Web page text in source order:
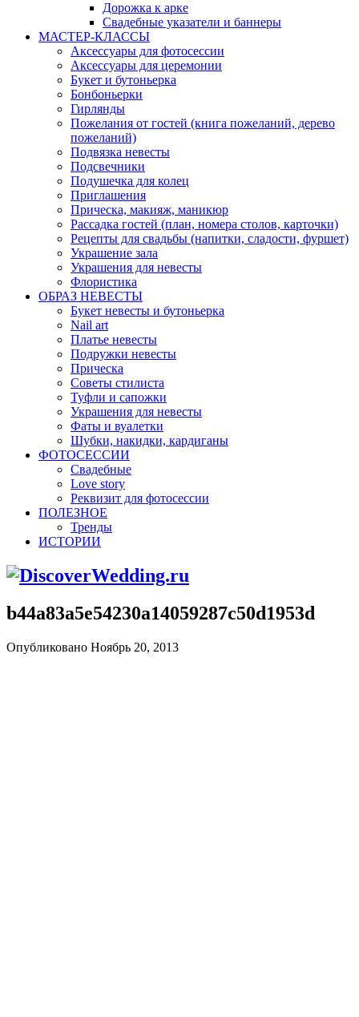
Дорожка к арке
Свадебные указатели и баннеры
МАСТЕР-КЛАССЫ
Аксессуары для фотосессии
Аксессуары для церемонии
Букет и бутоньерка
Бонбоньерки
Гирлянды
Пожелания от гостей (книга пожеланий, дерево
пожеланий)
Подвязка невесты
Подсвечники
Подушечка для колец
Приглашения
Прическа, макияж, маникюр
Рассадка гостей (план, номера столов, карточки)
Рецепты для свадьбы (напитки, сладости, фуршет)
Украшение зала
Украшения для невесты
Флористика
ОБРАЗ НЕВЕСТЫ
Букет невесты и бутоньерка
Nail art
Платье невесты
Подружки невесты
Прическа
Советы стилиста
Туфли и сапожки
Украшения для невесты
Фаты и вуалетки
Шубки, накидки, кардиганы
ФОТОСЕССИИ
Свадебные
Love story
Реквизит для фотосессии
ПОЛЕЗНОЕ
Тренды
ИСТОРИИ
b44a83a5e54230a14059287c50d1953d
Опубликовано Ноябрь 20, 2013